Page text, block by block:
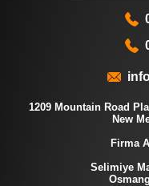
1209 Mountain Road
New
Firma
Selimiye